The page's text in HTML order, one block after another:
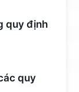
quy định
quy